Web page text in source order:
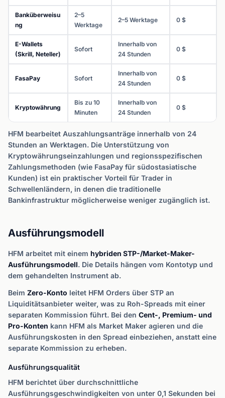
Banküberweisu
ng
2–5
Werktage
2–5 Werktage 0 $
E-Wallets
(Skrill, Neteller)
Sofort
Innerhalb von
24 Stunden
0 $
FasaPay Sofort
Innerhalb von
24 Stunden
0 $
Kryptowährung
Bis zu 10
Minuten
Innerhalb von
24 Stunden
0 $
HFM bearbeitet Auszahlungsanträge innerhalb von 24
Stunden an Werktagen. Die Unterstützung von
Kryptowährungseinzahlungen und regionsspezifischen
Zahlungsmethoden (wie FasaPay für südostasiatische
Kunden) ist ein praktischer Vorteil für Trader in
Schwellenländern, in denen die traditionelle
Bankinfrastruktur möglicherweise weniger zugänglich ist.
Ausführungsmodell
HFM arbeitet mit einem hybriden STP-/Market-Maker-
Ausführungsmodell. Die Details hängen vom Kontotyp und
dem gehandelten Instrument ab.
Beim Zero-Konto leitet HFM Orders über STP an
Liquiditätsanbieter weiter, was zu Roh-Spreads mit einer
separaten Kommission führt. Bei den Cent-, Premium- und
Pro-Konten kann HFM als Market Maker agieren und die
Ausführungskosten in den Spread einbeziehen, anstatt eine
separate Kommission zu erheben.
Ausführungsqualität
HFM berichtet über durchschnittliche
Ausführungsgeschwindigkeiten von unter 0,1 Sekunden bei